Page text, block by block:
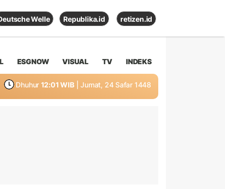
Welle Republika.id retizen.id
ESGNOW VISUAL TV INDEKS
Dhuhur 12:01 WIB | Jumat, 24 Safar 1448